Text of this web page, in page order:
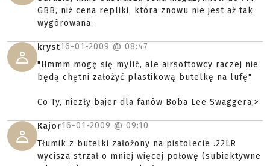
GBB, niż cena repliki, która znowu nie jest aż tak
wygórowana.
kryst16-01-2009 @ 08:47
"Hmmm mogę się mylić, ale airsoftowcy raczej nie
będą chętni założyć plastikową butelkę na lufę"
Co Ty, niezły bajer dla fanów Boba Lee Swaggera;>
Kajor16-01-2009 @ 09:10
Tłumik z butelki założony na pistolecie .22LR
wycisza strzał o mniej więcej połowę (subiektywne